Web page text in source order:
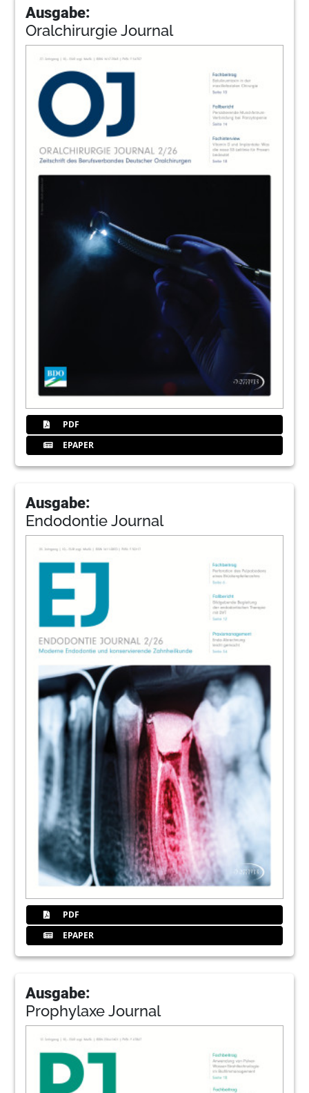
Ausgabe:
Oralchirurgie Journal
PDF
EPAPER
Ausgabe:
Endodontie Journal
PDF
EPAPER
Ausgabe:
Prophylaxe Journal